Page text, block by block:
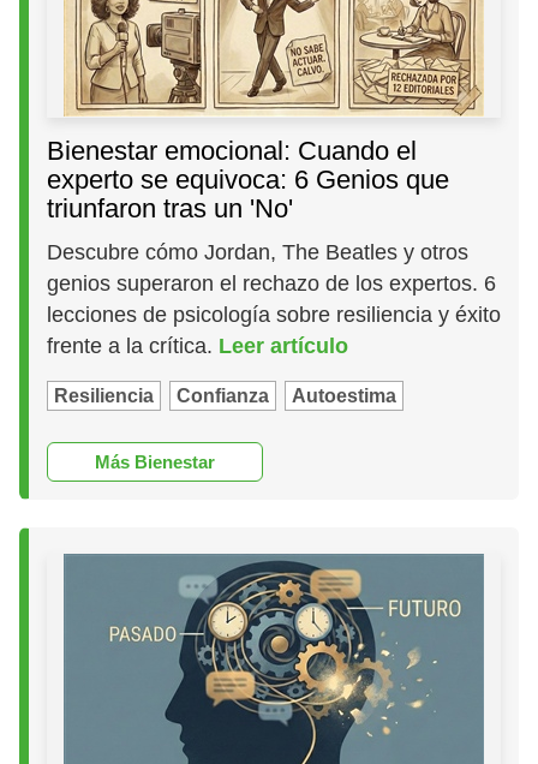
Bienestar emocional: Cuando el
experto se equivoca: 6 Genios que
triunfaron tras un 'No'
Descubre cómo Jordan, The Beatles y otros
genios superaron el rechazo de los expertos. 6
lecciones de psicología sobre resiliencia y éxito
frente a la crítica. Leer artículo
Resiliencia Confianza Autoestima
Más Bienestar